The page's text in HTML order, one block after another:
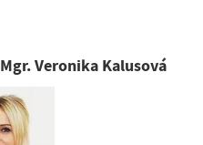
Mgr. Veronika Kalusová